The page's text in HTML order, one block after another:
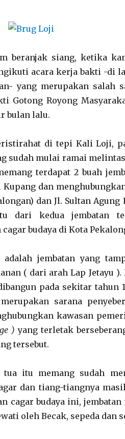
beranjak siang, ketika
acara kerja bakti -di
yang merupakan salah
Gotong Royong
bulan lalu.
di tepi Kali Loji,
sudah mulai ramai
terdapat 2 buah
dan
dan Jl. Sultan
dari kedua jembatan
cagar budaya di Kota
adalah jembatan yang
( dari arah Lap Jetayu
pada sekitar tahun
sarana
kawasan
)yang terletak
tersebut.
tua itu memang sudah
dan tiang-tiangnya
cagar budaya ini,
oleh Becak, sepeda dan